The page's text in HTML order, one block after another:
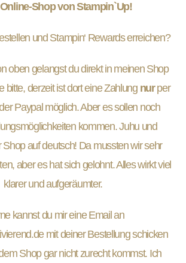
Shop von Stampin`Up!
und Stampin‘ Rewards erreichen?
oben gelangst du direkt in meinen Shop
bitte, derzeit ist dort eine Zahlungnurper
Paypal möglich. Aber es sollen noch
kommen. Juhu und
Shop auf deutsch! Da mussten wir sehr
aber es hat sich gelohnt. Alles wirkt viel
klarer und aufgeräumter.
kannst du mir eine Email an
mit deiner Bestellung schicken
Shop gar nicht zurecht kommst. Ich